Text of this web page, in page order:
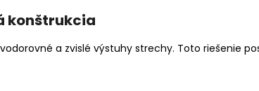
konštrukcia
a zvislé výstuhy strechy. Toto riešenie